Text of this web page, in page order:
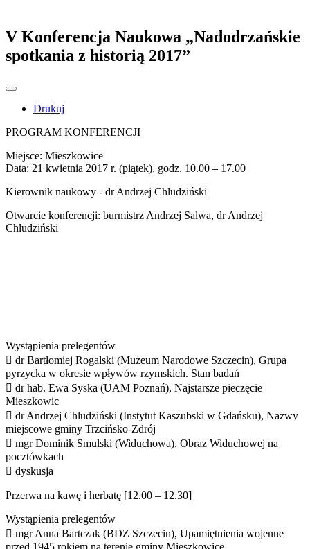
V Konferencja Naukowa „Nadodrzańskie
spotkania z historią 2017”
Drukuj
PROGRAM KONFERENCJI
Miejsce: Mieszkowice
Data: 21 kwietnia 2017 r. (piątek), godz. 10.00 – 17.00
Kierownik naukowy - dr Andrzej Chludziński
Otwarcie konferencji: burmistrz Andrzej Salwa, dr Andrzej
Chludziński
Wystąpienia prelegentów
 dr Bartłomiej Rogalski (Muzeum Narodowe Szczecin), Grupa
pyrzycka w okresie wpływów rzymskich. Stan badań
 dr hab. Ewa Syska (UAM Poznań), Najstarsze pieczęcie
Mieszkowic
 dr Andrzej Chludziński (Instytut Kaszubski w Gdańsku), Nazwy
miejscowe gminy Trzcińsko-Zdrój
 mgr Dominik Smulski (Widuchowa), Obraz Widuchowej na
pocztówkach
 dyskusja
Przerwa na kawę i herbatę [12.00 – 12.30]
Wystąpienia prelegentów
 mgr Anna Bartczak (BDZ Szczecin), Upamiętnienia wojenne
przed 1945 rokiem na terenie gminy Mieszkowice